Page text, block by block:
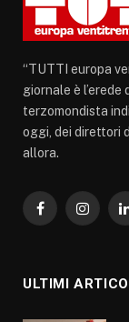
“TUTTI europa
giornale è
terzomondista
oggi, dei direttori
allora.
Facebook
ULTIMI